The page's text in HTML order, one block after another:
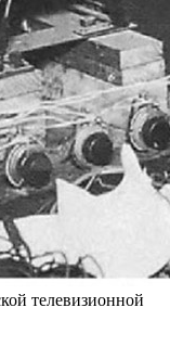
телевизионной